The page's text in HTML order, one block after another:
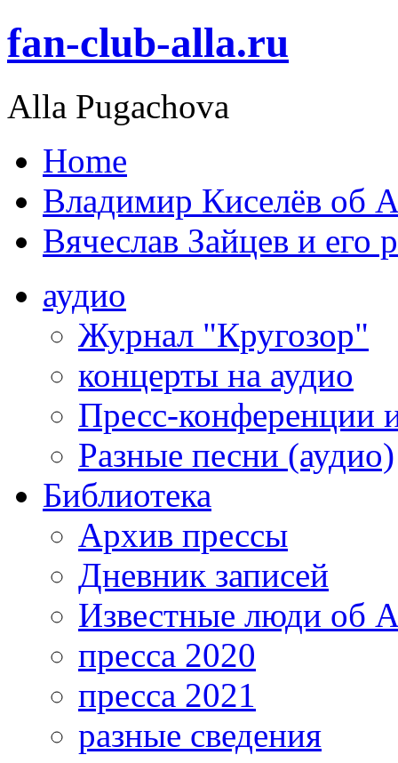
fan-club-alla.ru
Alla Pugachova
Home
Владимир Киселёв об
Вячеслав Зайцев и его
аудио
Журнал "Кругозор"
концерты на аудио
Пресс-конференции
Разные песни (аудио)
Библиотека
Архив прессы
Дневник записей
Известные люди об
пресса 2020
пресса 2021
разные сведения